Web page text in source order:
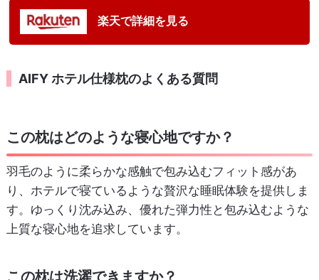
楽天で詳細を見る
AIFY ホテル仕様枕のよくある質問
この枕はどのような寝心地ですか？
羽毛のように柔らかな感触で包み込むフィット感があ
り、ホテルで寝ているような贅沢な睡眠体験を提供しま
す。ゆっくり沈み込み、優れた弾力性と包み込むような
上質な寝心地を追求しています。